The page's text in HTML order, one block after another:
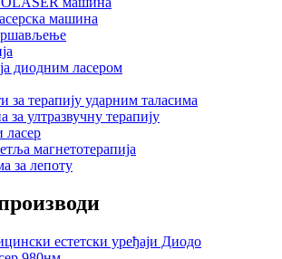
машина
диодним ласером
за терапију ударним таласима
ултразвучну терапију
ласер
магнетотерапија
за лепоту